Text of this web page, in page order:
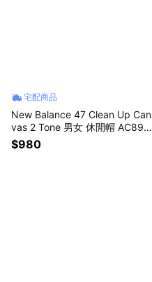
宅配商品
New Balance 47 Clean Up Can
vas 2 Tone 男女 休閒帽 AC893
9BLAY-F
$980